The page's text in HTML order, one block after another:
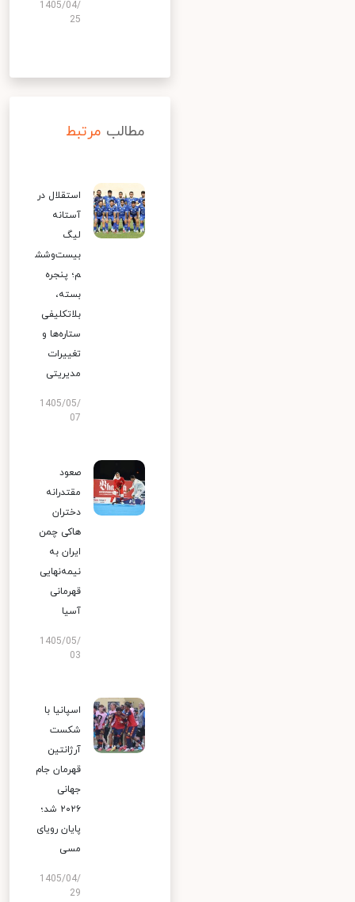
1405/04/
25
مطالب مرتبط
استقلال در
آستانه
لیگ
بیست‌وشش
م؛ پنجره
بسته،
بلاتکلیفی
ستاره‌ها و
تغییرات
مدیریتی
1405/05/
07
صعود
مقتدرانه
دختران
هاکی چمن
ایران به
نیمه‌نهایی
قهرمانی
آسیا
1405/05/
03
اسپانیا با
شکست
آرژانتین
قهرمان جام
جهانی
۲۰۲۶ شد؛
پایان رویای
مسی
1405/04/
29